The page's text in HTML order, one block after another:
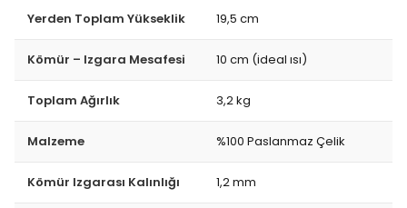
Yerden Toplam Yükseklik 19,5 cm
Kömür – Izgara Mesafesi 10 cm (ideal ısı)
Toplam Ağırlık 3,2 kg
Malzeme %100 Paslanmaz Çelik
Kömür Izgarası Kalınlığı 1,2 mm